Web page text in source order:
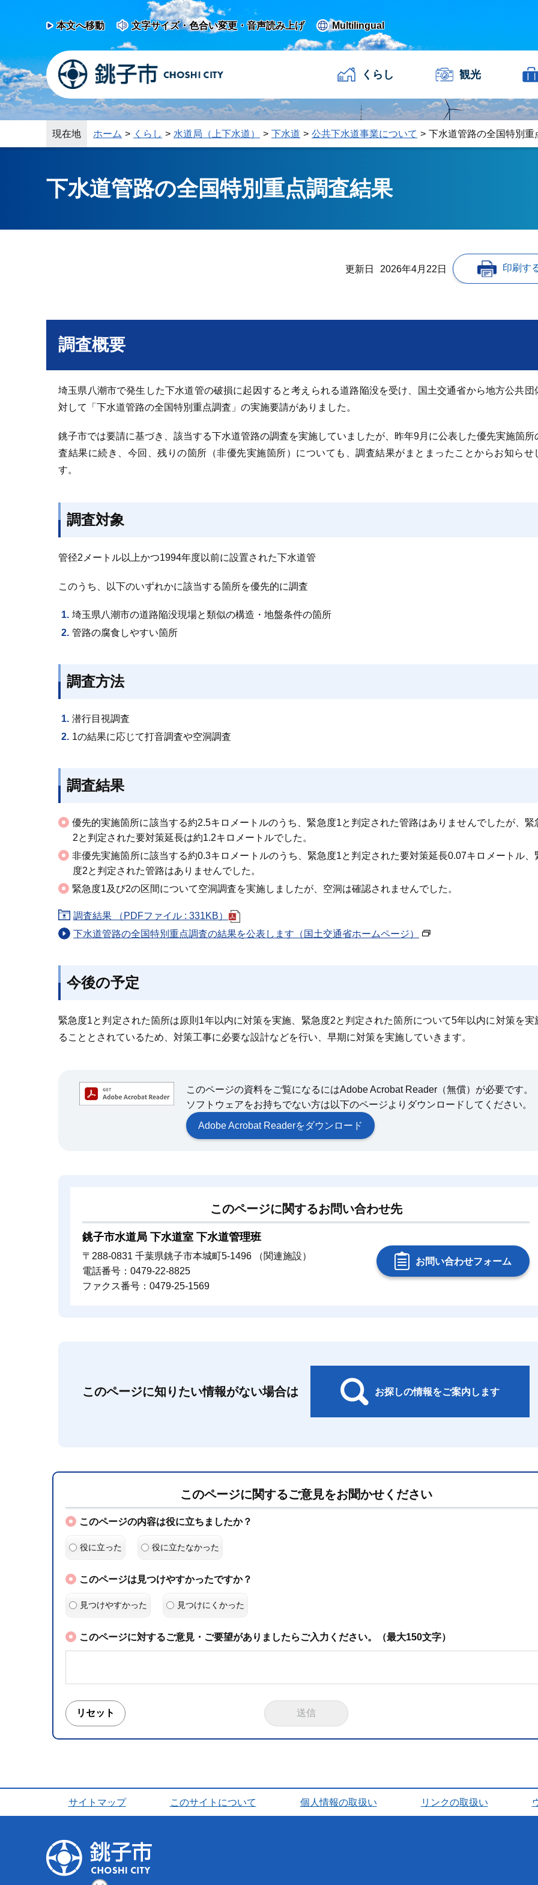
本文へ移動 文字サイズ・色合い変更・音声読み上げ Multilingual
くらし 観光
現在地 ホーム くらし 水道局（上下水道） 下水道 公共下水道事業について 下水道管路の全国特別重
下水道管路の全国特別重点調査結果
更新日 2026年4月22日 印刷す
調査概要
埼玉県八潮市で発生した下水道管の破損に起因すると考えられる道路陥没を受け、国土交通省から地方公共団
対して「下水道管路の全国特別重点調査」の実施要請がありました。
銚子市では要請に基づき、該当する下水道管路の調査を実施していましたが、 昨年9月に公表した優先実施箇所
査結果に続き、今回、残りの箇所（非優先実施箇所）についても、調査結果がまとまったことからお知らせ
す。
調査対象
管径2メートル以上かつ1994年度以前に設置された下水道管
このうち、以下のいずれかに該当する箇所を優先的に調査
埼玉県八潮市の道路陥没現場と類似の構造・地盤条件の箇所
管路の腐食しやすい箇所
調査方法
潜行目視調査
1の結果に応じて打音調査や空洞調査
調査結果
優先的実施箇所に該当する約2.5キロメートルのうち、緊急度1と判定された管路はありませんでしたが、緊
2と判定された要対策延長は約1.2キロメートルでした。
非優先実施箇所に該当する約0.3キロメートルのうち、緊急度1と判定された要対策延長0.07キロメートル、
度2と判定された管路はありませんでした。
緊急度1及び2の区間について空洞調査を実施しましたが、空洞は確認されませんでした。
調査結果 （PDFファイル : 331KB）
下水道管路の全国特別重点調査の結果を公表します（国土交通省ホームページ）
今後の予定
緊急度1と判定された箇所は原則1年以内に対策を実施、緊急度2と判定された箇所について5年以内に対策を実
ることとされているため、対策工事に必要な設計などを行い、早期に対策を実施していきます。
このページの資料をご覧になるにはAdobe Acrobat Reader（無償）が必要です。
ソフトウェアをお持ちでない方は以下のページよりダウンロードしてください。
Adobe Acrobat Readerをダウンロード
このページに関するお問い合わせ先
銚子市水道局 下水道室 下水道管理班
〒288-0831 千葉県銚子市本城町5-1496 （関連施設）
電話番号：0479-22-8825
ファクス番号：0479-25-1569
お問い合わせフォーム
このページに知りたい情報がない場合は お探しの情報をご案内します
このページに関するご意見をお聞かせください
このページの内容は役に立ちましたか？
役に立った 役に立たなかった
このページは見つけやすかったですか？
見つけやすかった 見つけにくかった
このページに対するご意見・ご要望がありましたらご入力ください。（最大150文字）
サイトマップ このサイトについて 個人情報の取扱い リンクの取扱い